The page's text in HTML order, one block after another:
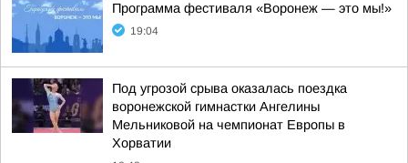
Программа фестиваля «Воронеж — это мы!»
19:04
Под угрозой срыва оказалась поездка
воронежской гимнастки Ангелины
Мельниковой на чемпионат Европы в
Хорватии